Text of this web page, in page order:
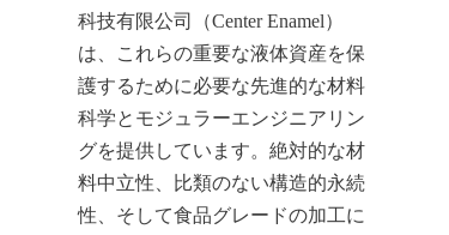
科技有限公司（Center Enamel）
は、これらの重要な液体資産を保
護するために必要な先進的な材料
科学とモジュラーエンジニアリン
グを提供しています。絶対的な材
料中立性、比類のない構造的永続
性、そして食品グレードの加工に